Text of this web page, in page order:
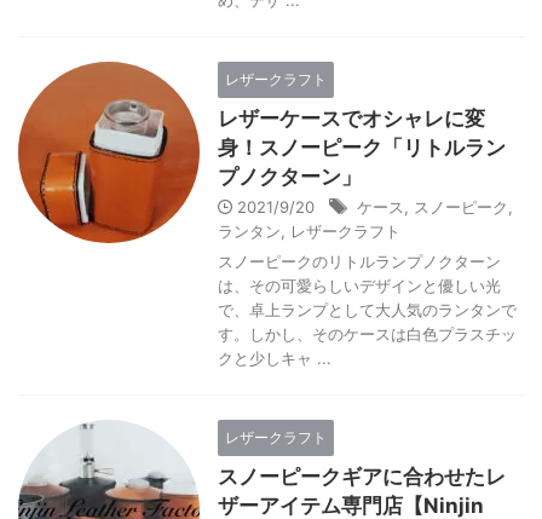
レザークラフト
レザーケースでオシャレに変
身！スノーピーク「リトルラン
プノクターン」
2021/9/20 ケース スノーピーク
ランタン
レザークラフト
スノーピークのリトルランプノクターン
は、その可愛らしいデザインと優しい光
で、卓上ランプとして大人気のランタンで
す。しかし、そのケースは白色プラスチッ
クと少しキャ ...
レザークラフト
スノーピークギアに合わせたレ
ザーアイテム専門店【Ninjin